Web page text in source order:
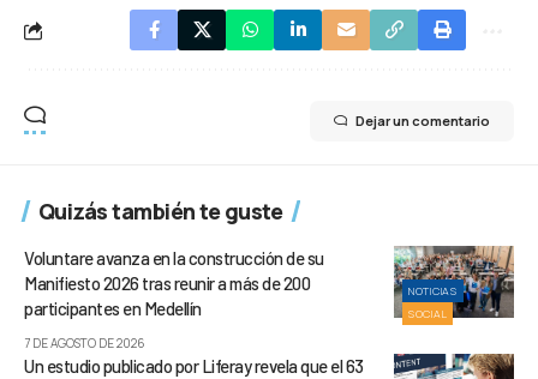
Dejar un comentario
Quizás también te guste
NOTICIAS
SOCIAL
Voluntare avanza en la construcción de su
Manifiesto 2026 tras reunir a más de 200
participantes en Medellín
7 DE AGOSTO DE 2026
Un estudio publicado por Liferay revela que el 63